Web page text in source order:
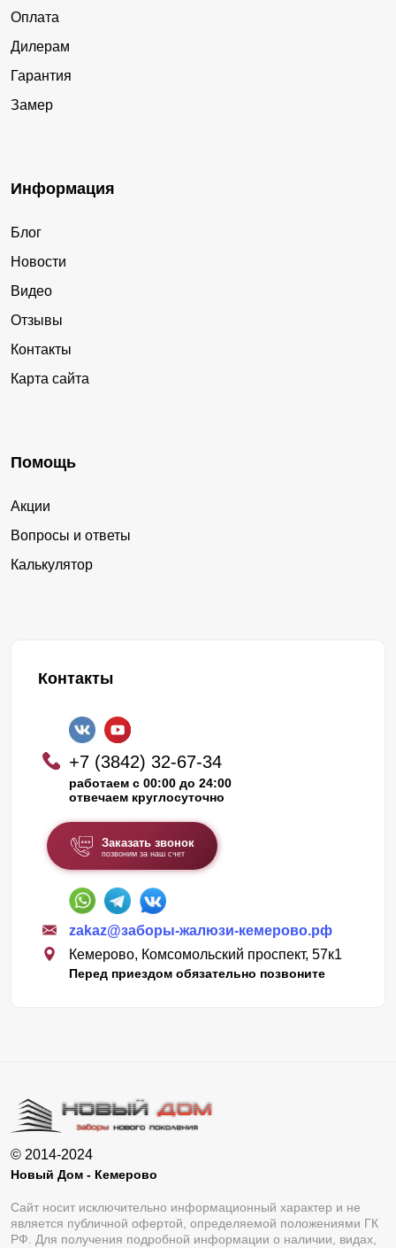
Оплата
Дилерам
Гарантия
Замер
Информация
Блог
Новости
Видео
Отзывы
Контакты
Карта сайта
Помощь
Акции
Вопросы и ответы
Калькулятор
Контакты
+7 (3842) 32-67-34
работаем с 00:00 до 24:00
отвечаем круглосуточно
Заказать звонок
позвоним за наш счет
zakaz@заборы-жалюзи-кемерово.рф
Кемерово, Комсомольский проспект, 57к1
Перед приездом обязательно позвоните
© 2014-2024
Новый Дом - Кемерово
Сайт носит исключительно информационный характер и не
является публичной офертой, определяемой положениями ГК
РФ. Для получения подробной информации о наличии, видах,